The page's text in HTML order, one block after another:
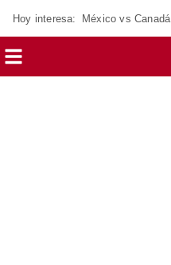
Hoy interesa: México vs Canadá